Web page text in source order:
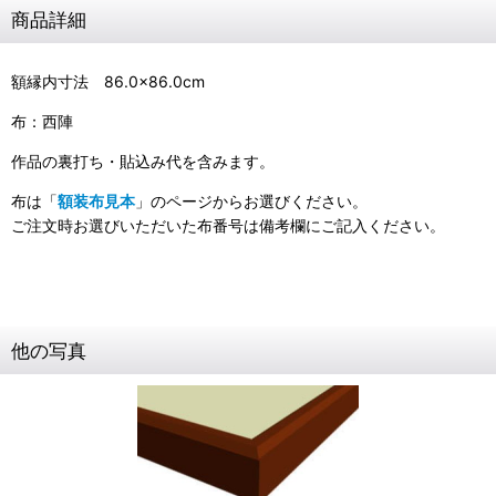
商品詳細
額縁内寸法 86.0×86.0cm
布：西陣
作品の裏打ち・貼込み代を含みます。
布は「額装布見本」のページからお選びください。
ご注文時お選びいただいた布番号は備考欄にご記入ください。
他の写真